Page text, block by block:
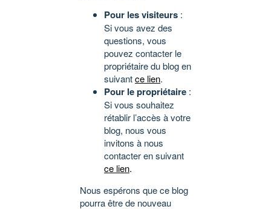
Pour les visiteurs :
Si vous avez des
questions, vous
pouvez contacter le
propriétaire du blog en
suivantce lien.
Pour le propriétaire :
Si vous souhaitez
rétablir l’accès à votre
blog, nous vous
invitons à nous
contacter en suivant
ce lien.
Nous espérons que ce blog
pourra être de nouveau